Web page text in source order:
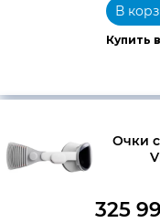
Купить
В
Очки
325